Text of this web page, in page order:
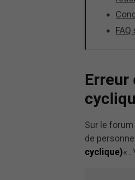
Erreur
Sur le
de
cyclique)«